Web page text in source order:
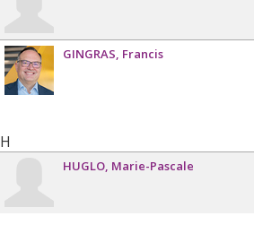
GINGRAS Francis
H
HUGLO Marie-Pascale